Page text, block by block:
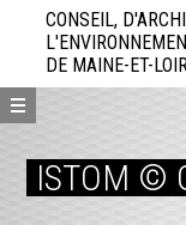
directement
contenu
CONSEIL,
DE MAINE-ET-
ISTOM ©